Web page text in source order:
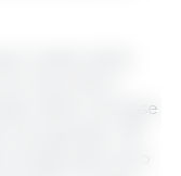
medio delle
Secondo il
delle carcasse
superato i 95
di gennaio sono